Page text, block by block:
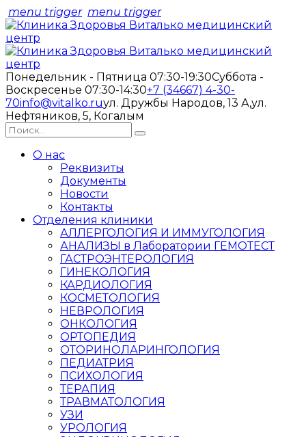
menu trigger menu trigger
Понедельник - Пятница 07:30-19:30Суббота -
Воскресенье 07:30-14:30+7 (34667) 4-30-
70info@vitalko.ruул. Дружбы Народов, 13 А,ул.
Нефтяников, 5, Когалым
О нас
Реквизиты
Документы
Новости
Контакты
Отделения клиники
АЛЛЕРГОЛОГИЯ И ИММУГОЛОГИЯ
АНАЛИЗЫ в Лаборатории ГЕМОТЕСТ
ГАСТРОЭНТЕРОЛОГИЯ
ГИНЕКОЛОГИЯ
КАРДИОЛОГИЯ
КОСМЕТОЛОГИЯ
НЕВРОЛОГИЯ
ОНКОЛОГИЯ
ОРТОПЕДИЯ
ОТОРИНОЛАРИНГОЛОГИЯ
ПЕДИАТРИЯ
ПСИХОЛОГИЯ
ТЕРАПИЯ
ТРАВМАТОЛОГИЯ
УЗИ
УРОЛОГИЯ